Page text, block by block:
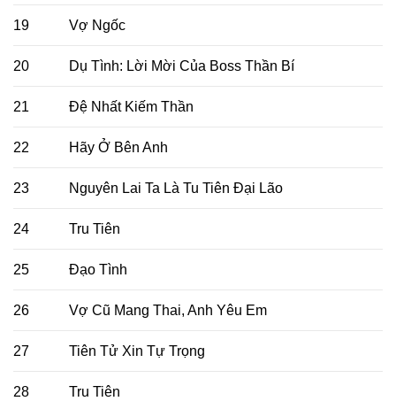
19 Vợ Ngốc
20 Dụ Tình: Lời Mời Của Boss Thần Bí
21 Đệ Nhất Kiếm Thần
22 Hãy Ở Bên Anh
23 Nguyên Lai Ta Là Tu Tiên Đại Lão
24 Tru Tiên
25 Đạo Tình
26 Vợ Cũ Mang Thai, Anh Yêu Em
27 Tiên Tử Xin Tự Trọng
28 Tru Tiên